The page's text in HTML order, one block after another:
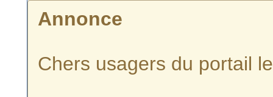
Annonce
Chers usagers du portail